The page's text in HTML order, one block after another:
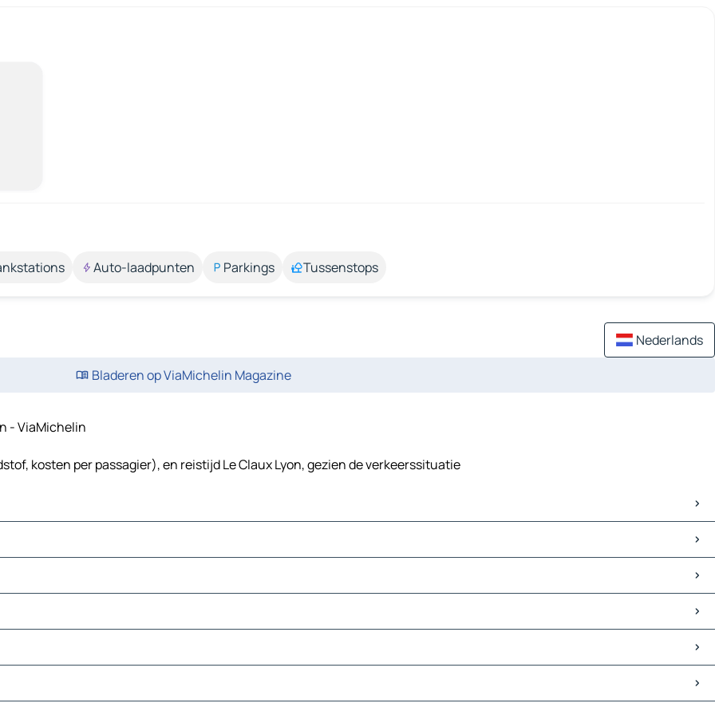
Auto-laadpunten Parkings Tussenstops
Nederlands
Bladeren op ViaMichelin Magazine
- ViaMichelin
kosten per passagier), en reistijd Le Claux Lyon, gezien de verkeerssituatie